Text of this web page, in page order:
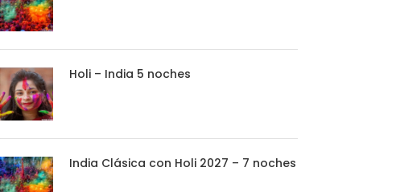
Holi – India 5 noches
India Clásica con Holi 2027 – 7 noches